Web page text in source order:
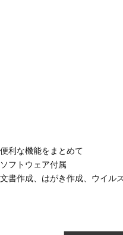
便利な機能をまとめて
ソフトウェア付属
文書作成、はがき作成、ウイル